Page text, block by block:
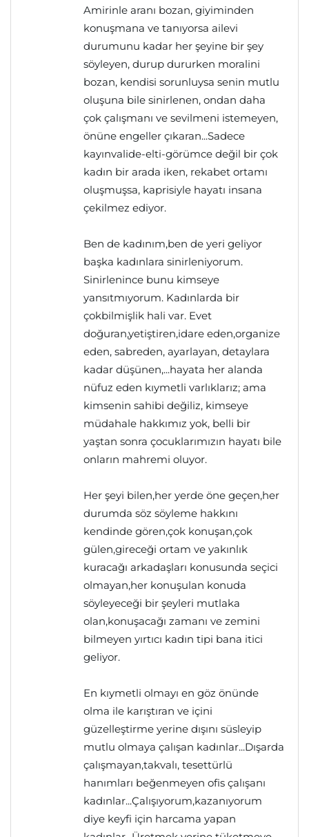
Amirinle aranı bozan, giyiminden
konuşmana ve tanıyorsa ailevi
durumunu kadar her şeyine bir şey
söyleyen, durup dururken moralini
bozan, kendisi sorunluysa senin mutlu
oluşuna bile sinirlenen, ondan daha
çok çalışmanı ve sevilmeni istemeyen,
önüne engeller çıkaran...Sadece
kayınvalide-elti-görümce değil bir çok
kadın bir arada iken, rekabet ortamı
oluşmuşsa, kaprisiyle hayatı insana
çekilmez ediyor.
Ben de kadınım,ben de yeri geliyor
başka kadınlara sinirleniyorum.
Sinirlenince bunu kimseye
yansıtmıyorum. Kadınlarda bir
çokbilmişlik hali var. Evet
doğuran,yetiştiren,idare eden,organize
eden, sabreden, ayarlayan, detaylara
kadar düşünen,...hayata her alanda
nüfuz eden kıymetli varlıklarız; ama
kimsenin sahibi değiliz, kimseye
müdahale hakkımız yok, belli bir
yaştan sonra çocuklarımızın hayatı bile
onların mahremi oluyor.
Her şeyi bilen,her yerde öne geçen,her
durumda söz söyleme hakkını
kendinde gören,çok konuşan,çok
gülen,gireceği ortam ve yakınlık
kuracağı arkadaşları konusunda seçici
olmayan,her konuşulan konuda
söyleyeceği bir şeyleri mutlaka
olan,konuşacağı zamanı ve zemini
bilmeyen yırtıcı kadın tipi bana itici
geliyor.
En kıymetli olmayı en göz önünde
olma ile karıştıran ve içini
güzelleştirme yerine dışını süsleyip
mutlu olmaya çalışan kadınlar...Dışarda
çalışmayan,takvalı, tesettürlü
hanımları beğenmeyen ofis çalışanı
kadınlar...Çalışıyorum,kazanıyorum
diye keyfi için harcama yapan